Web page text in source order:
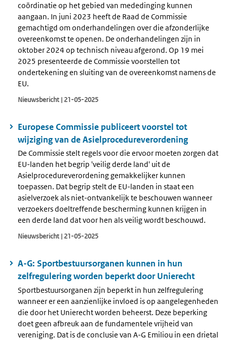
coördinatie op het gebied van mededinging kunnen
aangaan. In juni 2023 heeft de Raad de Commissie
gemachtigd om onderhandelingen over die afzonderlijke
overeenkomst te openen. De onderhandelingen zijn in
oktober 2024 op technisch niveau afgerond. Op 19 mei
2025 presenteerde de Commissie voorstellen tot
ondertekening en sluiting van de overeenkomst namens de
EU.
Nieuwsbericht | 21-05-2025
Europese Commissie publiceert voorstel tot
wijziging van de Asielprocedureverordening
De Commissie stelt regels voor die ervoor moeten zorgen dat
EU-landen het begrip 'veilig derde land' uit de
Asielprocedureverordening gemakkelijker kunnen
toepassen. Dat begrip stelt de EU-landen in staat een
asielverzoek als niet-ontvankelijk te beschouwen wanneer
verzoekers doeltreffende bescherming kunnen krijgen in
een derde land dat voor hen als veilig wordt beschouwd.
Nieuwsbericht | 21-05-2025
A-G: Sportbestuursorganen kunnen in hun
zelfregulering worden beperkt door Unierecht
Sportbestuursorganen zijn beperkt in hun zelfregulering
wanneer er een aanzienlijke invloed is op aangelegenheden
die door het Unierecht worden beheerst. Deze beperking
doet geen afbreuk aan de fundamentele vrijheid van
vereniging. Dat is de conclusie van A-G Emiliou in een drietal